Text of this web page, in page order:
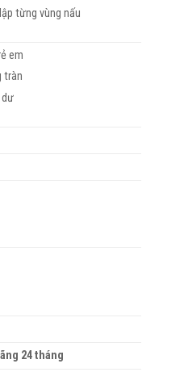
từng vùng nấu
em
tràn
dư
24 tháng